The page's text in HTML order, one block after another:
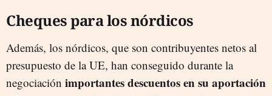
Cheques para los nórdicos
Además, los nórdicos, que son contribuyentes netos al
presupuesto de la UE, han conseguido durante la
negociación importantes descuentos en su aportación